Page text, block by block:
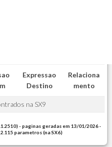
Expressao
Destino
Relaciona
mento
na SX9
- paginas geradas em 13/01/2026 -
parametros (na SX6)